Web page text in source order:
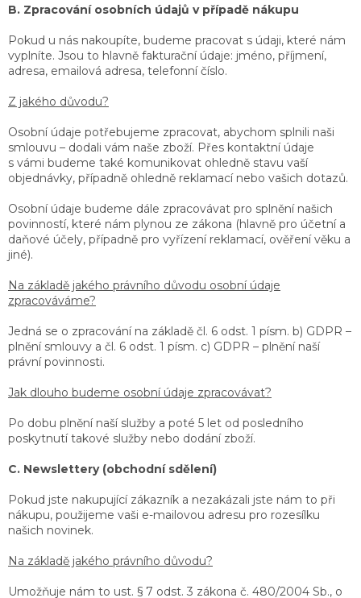
B. Zpracování osobních údajů v případě nákupu
Pokud u nás nakoupíte, budeme pracovat s údaji, které nám
vyplníte. Jsou to hlavně fakturační údaje: jméno, příjmení,
adresa, emailová adresa, telefonní číslo.
Z jakého důvodu?
Osobní údaje potřebujeme zpracovat, abychom splnili naši
smlouvu – dodali vám naše zboží. Přes kontaktní údaje
s vámi budeme také komunikovat ohledně stavu vaší
objednávky, případně ohledně reklamací nebo vašich dotazů.
Osobní údaje budeme dále zpracovávat pro splnění našich
povinností, které nám plynou ze zákona (hlavně pro účetní a
daňové účely, případně pro vyřízení reklamací, ověření věku a
jiné).
Na základě jakého právního důvodu osobní údaje
zpracováváme?
Jedná se o zpracování na základě čl. 6 odst. 1 písm. b) GDPR –
plnění smlouvy a čl. 6 odst. 1 písm. c) GDPR – plnění naší
právní povinnosti.
Jak dlouho budeme osobní údaje zpracovávat?
Po dobu plnění naší služby a poté 5 let od posledního
poskytnutí takové služby nebo dodání zboží.
C. Newslettery (obchodní sdělení)
Pokud jste nakupující zákazník a nezakázali jste nám to při
nákupu, použijeme vaši e-mailovou adresu pro rozesílku
našich novinek.
Na základě jakého právního důvodu?
Umožňuje nám to ust. § 7 odst. 3 zákona č. 480/2004 Sb., o